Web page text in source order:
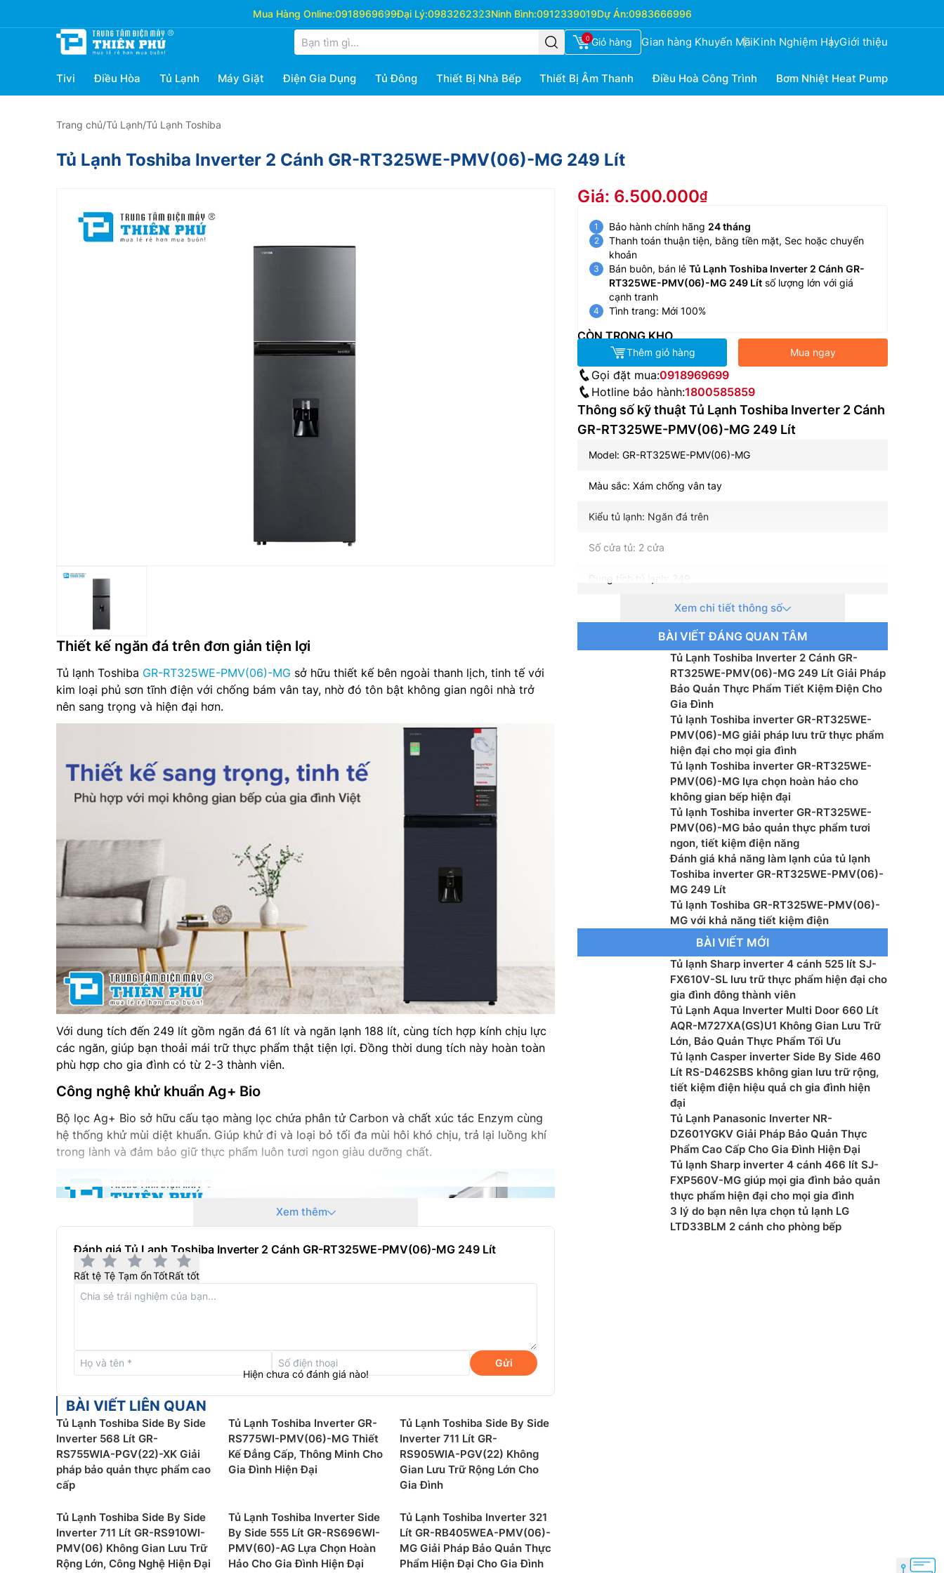
Mua Hàng Online:0918969699Đại Lý:0983262323Ninh Bình:0912339019Dự Án:0983666996
0 Giỏ hàng Gian hàng Khuyến MãiKinh Nghiệm HayGiới thiệu
Tivi Điều Hòa Tủ Lạnh Máy Giặt Điện Gia Dụng Tủ Đông Thiết Bị Nhà Bếp Thiết Bị Âm Thanh Điều Hoà Công Trình Bơm Nhiệt Heat Pump
Trang chủ/Tủ Lạnh/Tủ Lạnh Toshiba
Tủ Lạnh Toshiba Inverter 2 Cánh GR-RT325WE-PMV(06)-MG 249 Lít
Thiết kế ngăn đá trên đơn giản tiện lợi
Tủ lạnh Toshiba GR-RT325WE-PMV(06)-MG sở hữu thiết kế bên ngoài thanh lịch, tinh tế với
kim loại phủ sơn tĩnh điện với chống bám vân tay, nhờ đó tôn bật không gian ngôi nhà trở
nên sang trọng và hiện đại hơn.
Với dung tích đến 249 lít gồm ngăn đá 61 lít và ngăn lạnh 188 lít, cùng tích hợp kính chịu lực
các ngăn, giúp bạn thoải mái trữ thực phẩm thật tiện lợi. Đồng thời dung tích này hoàn toàn
phù hợp cho gia đình có từ 2-3 thành viên.
Công nghệ khử khuẩn Ag+ Bio
Bộ lọc Ag+ Bio sở hữu cấu tạo màng lọc chứa phân tử Carbon và chất xúc tác Enzym cùng
hệ thống khử mùi diệt khuẩn. Giúp khử đi và loại bỏ tối đa mùi hôi khó chịu, trả lại luồng khí
trong lành và đảm bảo giữ thực phẩm luôn tươi ngon giàu dưỡng chất.
Ngăn cấp đông mềm Ultra Cooling Zone -1°C
các thực phẩm tươi sống luôn tươi ngon mà không lo bị đóng băng. Nhờ vậy thực phẩm giữ
được trọn vẹn hương vị thơm ngon cùng dưỡng chất vốn có ban đầu.
Xem thêm
Đánh giá Tủ Lạnh Toshiba Inverter 2 Cánh GR-RT325WE-PMV(06)-MG 249 Lít
Rất tệ Tệ Tạm ổnTốtRất tốt
Gửi
Hiện chưa có đánh giá nào!
BÀI VIẾT LIÊN QUAN
Tủ Lạnh Toshiba Side By Side
Inverter 568 Lít GR-
RS755WIA-PGV(22)-XK Giải
pháp bảo quản thực phẩm cao
cấp
Tủ Lạnh Toshiba Inverter GR-
RS775WI-PMV(06)-MG Thiết
Kế Đẳng Cấp, Thông Minh Cho
Gia Đình Hiện Đại
Tủ Lạnh Toshiba Side By Side
Inverter 711 Lít GR-
RS905WIA-PGV(22) Không
Gian Lưu Trữ Rộng Lớn Cho
Gia Đình
Tủ Lạnh Toshiba Side By Side
Inverter 711 Lít GR-RS910WI-
PMV(06) Không Gian Lưu Trữ
Rộng Lớn, Công Nghệ Hiện Đại
Tủ Lạnh Toshiba Inverter Side
By Side 555 Lít GR-RS696WI-
PMV(60)-AG Lựa Chọn Hoàn
Hảo Cho Gia Đình Hiện Đại
Tủ Lạnh Toshiba Inverter 321
Lít GR-RB405WEA-PMV(06)-
MG Giải Pháp Bảo Quản Thực
Phẩm Hiện Đại Cho Gia Đình
Giá: 6.500.000
Bảo hành chính hãng 24 tháng
Thanh toán thuận tiện, bằng tiền mặt, Sec hoặc chuyển
khoản
Bán buôn, bán lẻ Tủ Lạnh Toshiba Inverter 2 Cánh GR-
RT325WE-PMV(06)-MG 249 Lít số lượng lớn với giá
cạnh tranh
Tình trang: Mới 100%
CÒN TRONG KHO
Thêm giỏ hàng Mua ngay
Gọi đặt mua:0918969699
Hotline bảo hành:1800585859
Thông số kỹ thuật Tủ Lạnh Toshiba Inverter 2 Cánh
GR-RT325WE-PMV(06)-MG 249 Lít
Model: GR-RT325WE-PMV(06)-MG
Màu sắc: Xám chống vân tay
Kiểu tủ lạnh: Ngăn đá trên
Số cửa tủ: 2 cửa
Dung tích tủ lạnh: 249
Dung tích ngăn đá: 61L
Dung tích ngăn lạnh: 188L
Công suất tủ lạnh: 334KW/năm
Chất liệu khay: Kính cường lực
Kháng khuẩn / Khử mùi: Ag+ Bio
Chất liệu bên ngoài: Kim loại phủ sơn tĩnh điện chống bám vân
Công nghệ Inverter: Có
Làm đá tự động: Không
Lấy nước bên ngoài: Có
Chuông báo cửa: Không
Khối lượng sản phẩm (kg): 44 kg
Kích thước sản phẩm: 545 x 623 x 1640 mm
Kích thước thùng: 580 x 666 x 1690 mm
Khối lượng thùng (kg): 48 kg
Nhà sản xuất: Toshiba
Thời gian bảo hành: 24 tháng
Xem chi tiết thông số
BÀI VIẾT ĐÁNG QUAN TÂM
Tủ Lạnh Toshiba Inverter 2 Cánh GR-
RT325WE-PMV(06)-MG 249 Lít Giải Pháp
Bảo Quản Thực Phẩm Tiết Kiệm Điện Cho
Gia Đình
Tủ lạnh Toshiba inverter GR-RT325WE-
PMV(06)-MG giải pháp lưu trữ thực phẩm
hiện đại cho mọi gia đình
Tủ lạnh Toshiba inverter GR-RT325WE-
PMV(06)-MG lựa chọn hoàn hảo cho
không gian bếp hiện đại
Tủ lạnh Toshiba inverter GR-RT325WE-
PMV(06)-MG bảo quản thực phẩm tươi
ngon, tiết kiệm điện năng
Đánh giá khả năng làm lạnh của tủ lạnh
Toshiba inverter GR-RT325WE-PMV(06)-
MG 249 Lít
Tủ lạnh Toshiba GR-RT325WE-PMV(06)-
MG với khả năng tiết kiệm điện
BÀI VIẾT MỚI
Tủ lạnh Sharp inverter 4 cánh 525 lít SJ-
FX610V-SL lưu trữ thực phẩm hiện đại cho
gia đình đông thành viên
Tủ Lạnh Aqua Inverter Multi Door 660 Lít
AQR-M727XA(GS)U1 Không Gian Lưu Trữ
Lớn, Bảo Quản Thực Phẩm Tối Ưu
Tủ lạnh Casper inverter Side By Side 460
Lít RS-D462SBS không gian lưu trữ rộng,
tiết kiệm điện hiệu quả ch gia đình hiện
đại
Tủ Lạnh Panasonic Inverter NR-
DZ601YGKV Giải Pháp Bảo Quản Thực
Phẩm Cao Cấp Cho Gia Đình Hiện Đại
Tủ lạnh Sharp inverter 4 cánh 466 lít SJ-
FXP560V-MG giúp mọi gia đình bảo quản
thực phẩm hiện đại cho mọi gia đình
3 lý do bạn nên lựa chọn tủ lạnh LG
LTD33BLM 2 cánh cho phòng bếp